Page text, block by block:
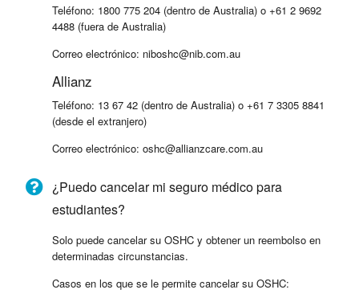
Teléfono: 1800 775 204 (dentro de Australia) o +61 2 9692
4488 (fuera de Australia)
Correo electrónico: niboshc@nib.com.au
Allianz
Teléfono: 13 67 42 (dentro de Australia) o +61 7 3305 8841
(desde el extranjero)
Correo electrónico: oshc@allianzcare.com.au
¿Puedo cancelar mi seguro médico para
estudiantes?
Solo puede cancelar su OSHC y obtener un reembolso en
determinadas circunstancias.
Casos en los que se le permite cancelar su OSHC: